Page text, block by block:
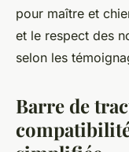
pour maître et
et le respect des
selon les
Barre de